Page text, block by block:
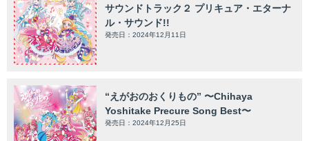
サウンドトラック２ プリキュア・エターナ
ル・サウンド!!
発売日：2024年12月11日
“えがおのおくりもの” 〜Chihaya
Yoshitake Precure Song Best〜
発売日：2024年12月25日